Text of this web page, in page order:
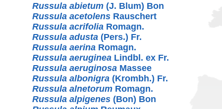
Russula abietum (J. Blum) Bon
Russula acetolens Rauschert
Russula acrifolia Romagn.
Russula adusta (Pers.) Fr.
Russula aerina Romagn.
Russula aeruginea Lindbl. ex Fr.
Russula aeruginosa Massee
Russula albonigra (Krombh.) Fr.
Russula alnetorum Romagn.
Russula alpigenes (Bon) Bon